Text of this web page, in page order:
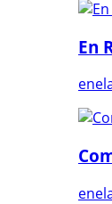
En